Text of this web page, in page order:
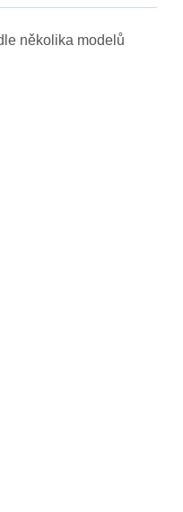
několika modelů